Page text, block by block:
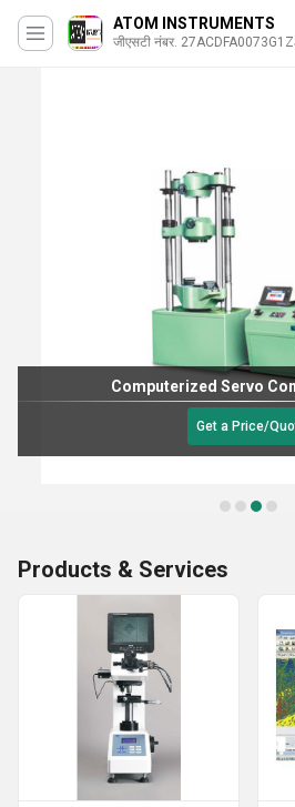
ATOM INSTRUMENTS
जीएसटी नंबर.
Computerized Servo
Get a Price/
Products & Services